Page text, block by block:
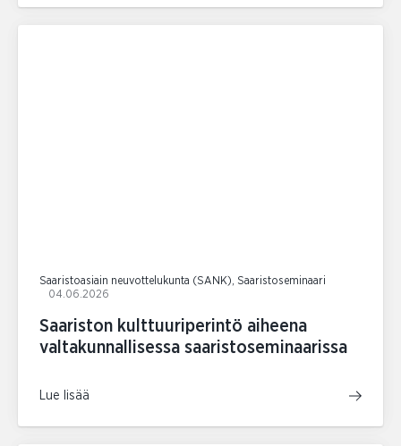
Saaristoasiain neuvottelukunta (SANK), Saaristoseminaari
04.06.2026
Saariston kulttuuriperintö aiheena
valtakunnallisessa saaristoseminaarissa
Lue lisää